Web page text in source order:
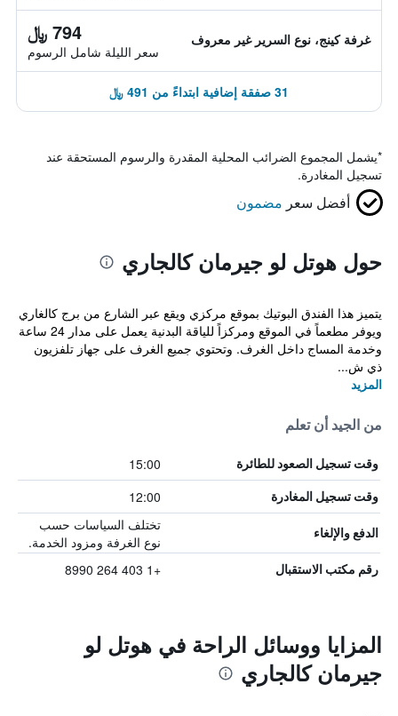
غرفة كينج، نوع السرير غير معروف 794 ﷼
سعر الليلة شامل الرسوم
31 صفقة إضافية ابتداءً من 491 ﷼
*يشمل المجموع الضرائب المحلية المقدرة والرسوم المستحقة عند
تسجيل المغادرة.
أفضل سعر مضمون
حول هوتل لو جيرمان كالجاري
يتميز هذا الفندق البوتيك بموقع مركزي ويقع عبر الشارع من برج كالغاري
ويوفر مطعماً في الموقع ومركزاً للياقة البدنية يعمل على مدار 24 ساعة
وخدمة المساج داخل الغرف. وتحتوي جميع الغرف على جهاز تلفزيون
ذي ش...
المزيد
من الجيد أن تعلم
وقت تسجيل الصعود للطائرة 15:00
وقت تسجيل المغادرة 12:00
الدفع والإلغاء
تختلف السياسات حسب
نوع الغرفة ومزود الخدمة.
رقم مكتب الاستقبال +1 403 264 8990
المزايا ووسائل الراحة في هوتل لو
جيرمان كالجاري